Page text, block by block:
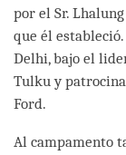
por el Sr.
que él
Delhi, bajo el
Tulku y
Ford.
Al campamento